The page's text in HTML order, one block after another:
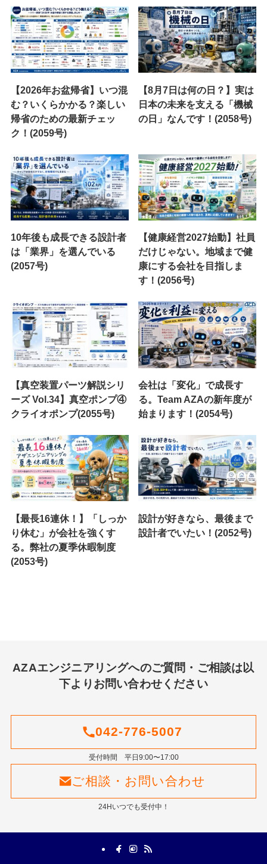
【2026年お盆帰省】いつ混
む？いくらかかる？楽しい
帰省のための最新チェッ
ク！(2059号)
【8月7日は何の日？】実は
日本の未来を支える「機械
の日」なんです！(2058号)
10年後も成長できる設計者
は「業界」を選んでいる
(2057号)
【健康経営2027始動】社員
だけじゃない。地域まで健
康にする会社を目指しま
す！(2056号)
【真空装置パーツ解説シリ
ーズ Vol.34】真空ポンプ④
クライオポンプ(2055号)
会社は「変化」で成長す
る。Team AZAの新年度が
始まります！(2054号)
【最長16連休！】「しっか
り休む」が会社を強くす
る。弊社の夏季休暇制度
(2053号)
設計が好きなら、最後まで
設計者でいたい！(2052号)
AZAエンジニアリングへのご質問・ご相談は以
下よりお問い合わせください
042-776-5007
受付時間 平日9:00〜17:00
ご相談・お問い合わせ
24Hいつでも受付中！